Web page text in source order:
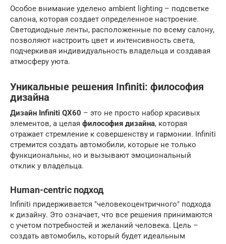
Особое внимание уделено ambient lighting – подсветке
салона, которая создает определенное настроение.
Светодиодные ленты, расположенные по всему салону,
позволяют настроить цвет и интенсивность света,
подчеркивая индивидуальность владельца и создавая
атмосферу уюта.
Уникальные решения Infiniti: философия
дизайна
Дизайн Infiniti QX60 – это не просто набор красивых
элементов, а целая философия дизайна, которая
отражает стремление к совершенству и гармонии. Infiniti
стремится создать автомобили, которые не только
функциональны, но и вызывают эмоциональный
отклик у владельца.
Human-centric подход
Infiniti придерживается "человекоцентричного" подхода
к дизайну. Это означает, что все решения принимаются
с учетом потребностей и желаний человека. Цель –
создать автомобиль, который будет идеальным